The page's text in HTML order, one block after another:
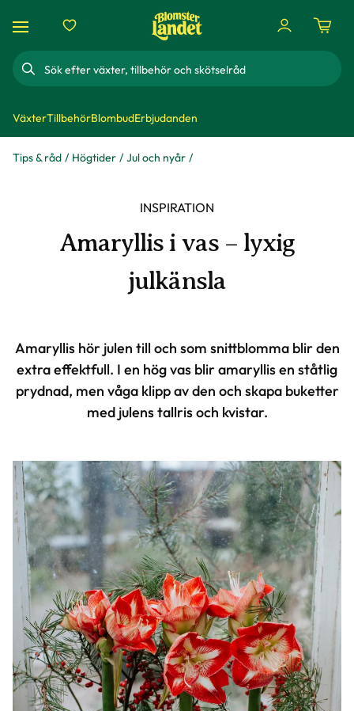
Sök
VäxterTillbehörBlombudErbjudanden
Tips & råd Högtider Jul och nyår
INSPIRATION
Amaryllis i vas – lyxig
julkänsla
Amaryllis hör julen till och som snittblomma blir den
extra effektfull. I en hög vas blir amaryllis en ståtlig
prydnad, men våga klipp av den och skapa buketter
med julens tallris och kvistar.